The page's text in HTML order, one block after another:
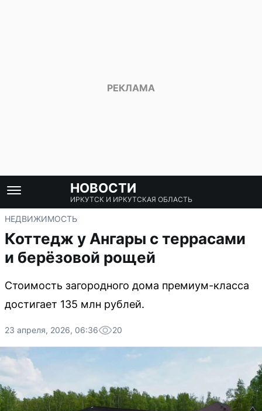
НОВОСТИ
ИРКУТСК И ИРКУТСКАЯ ОБЛАСТЬ
НЕДВИЖИМОСТЬ
Коттедж у Ангары с террасами
и берёзовой рощей
Стоимость загородного дома премиум-класса
достигает 135 млн рублей.
23 апреля, 2026, 06:36 20